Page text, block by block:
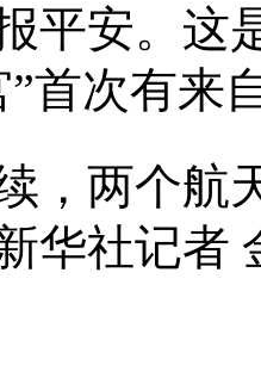
平安。这
”首次有来
两个航天
华社记者